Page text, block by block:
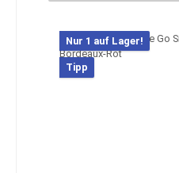
Nur 1 auf Lager!
Tipp